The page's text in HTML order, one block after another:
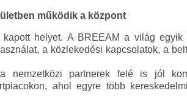
működik a központ
helyet. A BREEAM a világ egyik
a közlekedési kapcsolatok, a
nemzetközi partnerek felé is jól
ahol egyre több